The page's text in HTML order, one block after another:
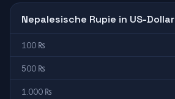
Nepalesische Rupie in US-Dollar
100 ₨
500 ₨
1.000 ₨